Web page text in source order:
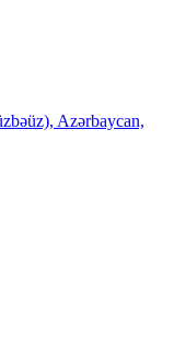
Azərbaycan,